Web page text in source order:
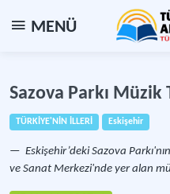
MENÜ
Sazova Parkı
TÜRKİYE'NİN İLLERİ Eskişehir
Eskişehir’deki Sazova
ve Sanat Merkezi'nde yer alan